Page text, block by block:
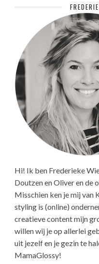
Hi! Ik ben Frederieke
Doutzen en Oliver en de
Misschien ken je mij van
styling is (online)
creatieve content mijn
willen wij je op allerlei
uit jezelf en je gezin te
MamaGlossy!